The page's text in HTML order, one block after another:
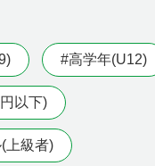
#高学年(U12)
以下)
上級者)